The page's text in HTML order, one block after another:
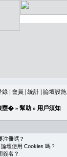
錄 會員 統計 論壇設施
壅� » 幫助 » 用戶須知
注冊嗎？
壇使用 Cookies 嗎？
簽名？